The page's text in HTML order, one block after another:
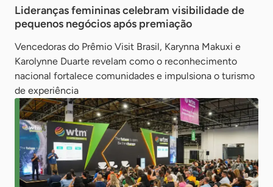
Lideranças femininas celebram visibilidade de
pequenos negócios após premiação
Vencedoras do Prêmio Visit Brasil, Karynna Makuxi e
Karolynne Duarte revelam como o reconhecimento
nacional fortalece comunidades e impulsiona o turismo
de experiência